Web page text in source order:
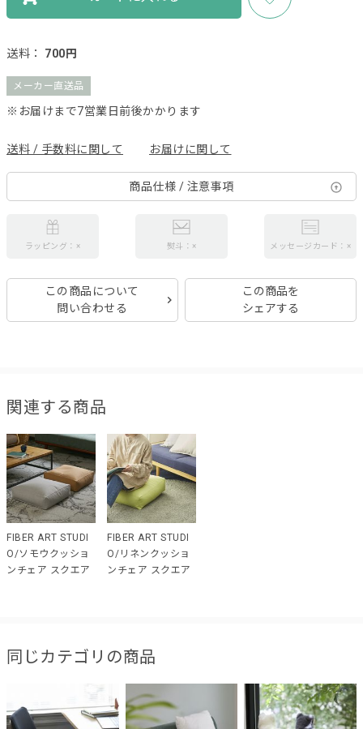
送料： 700円
メーカー直送品
※お届けまで7営業日前後かかります
送料 / 手数料に関して お届けに関して
商品仕様 / 注意事項
ラッピング：× 熨斗：× メッセージカード：×
この商品について
問い合わせる
この商品を
シェアする
関連する商品
FIBER ART STUDI
O/ソモウクッショ
ンチェア スクエア
FIBER ART STUDI
O/リネンクッショ
ンチェア スクエア
同じカテゴリの商品